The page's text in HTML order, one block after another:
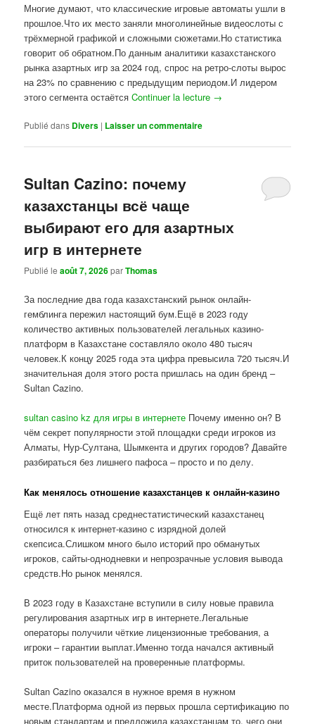
Многие думают, что классические игровые автоматы ушли в
прошлое.Что их место заняли многолинейные видеослоты с
трёхмерной графикой и сложными сюжетами.Но статистика
говорит об обратном.По данным аналитики казахстанского
рынка азартных игр за 2024 год, спрос на ретро-слоты вырос
на 23% по сравнению с предыдущим периодом.И лидером
этого сегмента остаётсяContinuer la lecture →
Publié dans Divers | Laisser un commentaire
Sultan Cazino: почему
казахстанцы всё чаще
выбирают его для азартных
игр в интернете
Publié leaoût 7, 2026parThomas
За последние два года казахстанский рынок онлайн-
гемблинга пережил настоящий бум.Ещё в 2023 году
количество активных пользователей легальных казино-
платформ в Казахстане составляло около 480 тысяч
человек.К концу 2025 года эта цифра превысила 720 тысяч.И
значительная доля этого роста пришлась на один бренд –
Sultan Cazino.
sultan casino kz для игры в интернете Почему именно он? В
чём секрет популярности этой площадки среди игроков из
Алматы, Нур-Султана, Шымкента и других городов? Давайте
разбираться без лишнего пафоса – просто и по делу.
Как менялось отношение казахстанцев к онлайн-казино
Ещё лет пять назад среднестатистический казахстанец
относился к интернет-казино с изрядной долей
скепсиса.Слишком много было историй про обманутых
игроков, сайты-однодневки и непрозрачные условия вывода
средств.Но рынок менялся.
В 2023 году в Казахстане вступили в силу новые правила
регулирования азартных игр в интернете.Легальные
операторы получили чёткие лицензионные требования, а
игроки – гарантии выплат.Именно тогда начался активный
приток пользователей на проверенные платформы.
Sultan Cazino оказался в нужное время в нужном
месте.Платформа одной из первых прошла сертификацию по
новым стандартам и предложила казахстанцам то, чего они